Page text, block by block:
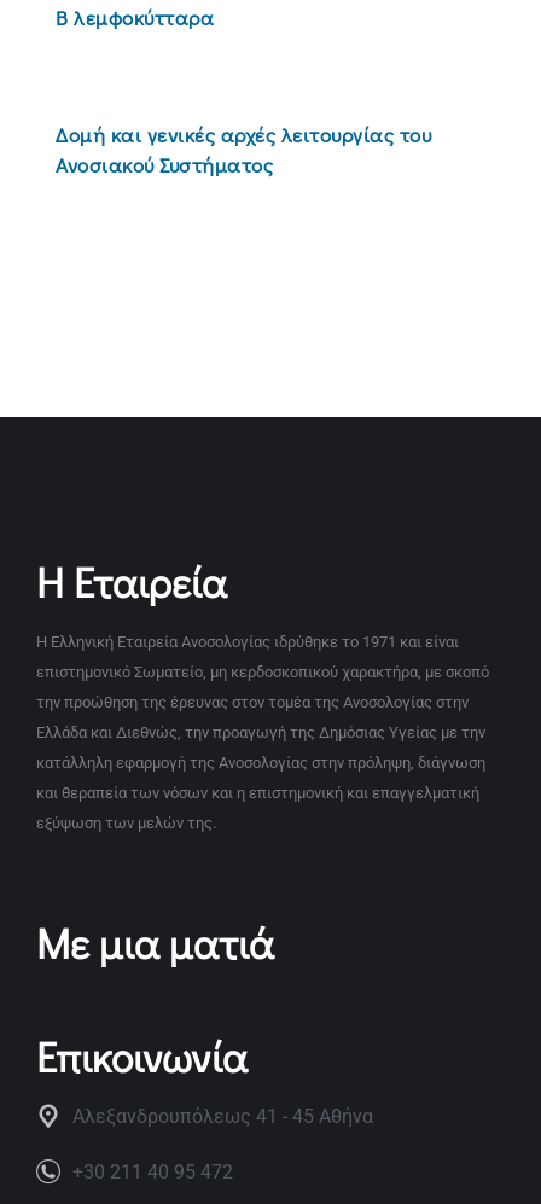
Β λεμφοκύτταρα
Δομή και γενικές αρχές λειτουργίας του
Ανοσιακού Συστήματος
Η Εταιρεία
Η Ελληνική Εταιρεία Ανοσολογίας ιδρύθηκε το 1971 και είναι
επιστημονικό Σωματείο, μη κερδοσκοπικού χαρακτήρα, με σκοπό
την προώθηση της έρευνας στον τομέα της Ανοσολογίας στην
Ελλάδα και Διεθνώς, την προαγωγή της Δημόσιας Υγείας με την
κατάλληλη εφαρμογή της Ανοσολογίας στην πρόληψη, διάγνωση
και θεραπεία των νόσων και η επιστημονική και επαγγελματική
εξύψωση των μελών της.
Με μια ματιά
Επικοινωνία
Αλεξανδρουπόλεως 41 - 45 Αθήνα
+30 211 40 95 472